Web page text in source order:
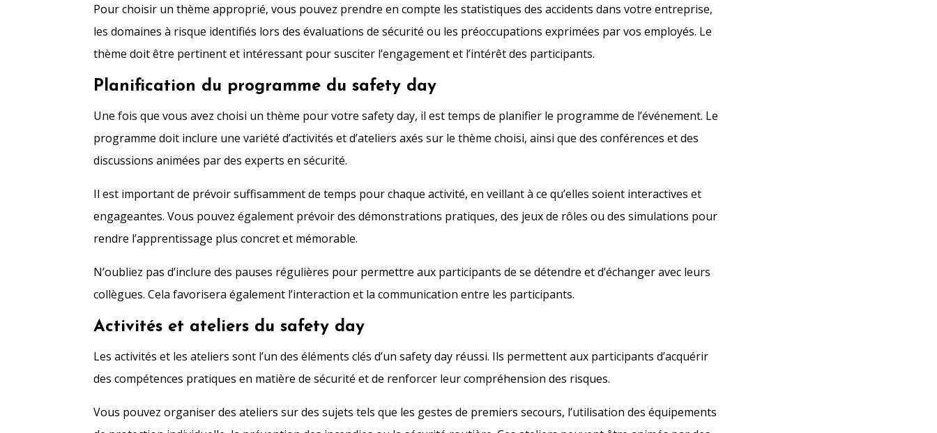
Pour choisir un thème approprié, vous pouvez prendre en compte les statistiques des accidents dans votre entreprise,
les domaines à risque identifiés lors des évaluations de sécurité ou les préoccupations exprimées par vos employés. Le
thème doit être pertinent et intéressant pour susciter l’engagement et l’intérêt des participants.
Planification du programme du safety day
Une fois que vous avez choisi un thème pour votre safety day, il est temps de planifier le programme de l’événement. Le
programme doit inclure une variété d’activités et d’ateliers axés sur le thème choisi, ainsi que des conférences et des
discussions animées par des experts en sécurité.
Il est important de prévoir suffisamment de temps pour chaque activité, en veillant à ce qu’elles soient interactives et
engageantes. Vous pouvez également prévoir des démonstrations pratiques, des jeux de rôles ou des simulations pour
rendre l’apprentissage plus concret et mémorable.
N’oubliez pas d’inclure des pauses régulières pour permettre aux participants de se détendre et d’échanger avec leurs
collègues. Cela favorisera également l’interaction et la communication entre les participants.
Activités et ateliers du safety day
Les activités et les ateliers sont l’un des éléments clés d’un safety day réussi. Ils permettent aux participants d’acquérir
des compétences pratiques en matière de sécurité et de renforcer leur compréhension des risques.
Vous pouvez organiser des ateliers sur des sujets tels que les gestes de premiers secours, l’utilisation des équipements